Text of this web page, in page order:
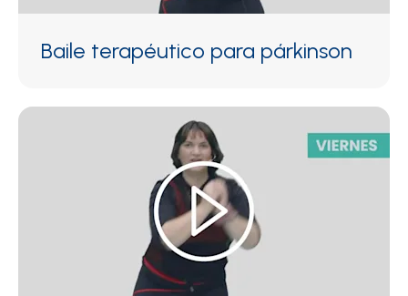
Baile terapéutico para párkinson